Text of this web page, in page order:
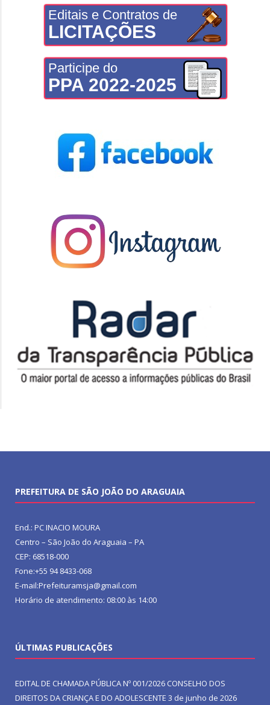
Editais e Contratos de
LICITAÇÕES
Participe do
PPA 2022-2025
PREFEITURA DE SÃO JOÃO DO ARAGUAIA
End.: PC INACIO MOURA
Centro – São João do Araguaia – PA
CEP: 68518-000
Fone:+55 94 8433-068
E-mail:Prefeituramsja@gmail.com
Horário de atendimento: 08:00 às 14:00
ÚLTIMAS PUBLICAÇÕES
EDITAL DE CHAMADA PÚBLICA Nº 001/2026 CONSELHO DOS
DIREITOS DA CRIANÇA E DO ADOLESCENTE 3 de junho de 2026